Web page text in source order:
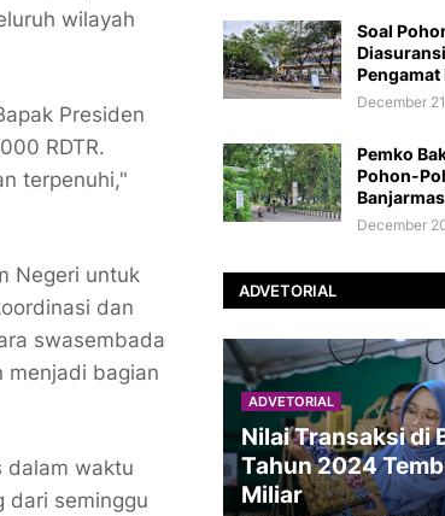
wilayah
Presiden
RDTR.
terpenuhi,"
Negeri untuk
dan
swasembada
menjadi bagian
dalam waktu
dari seminggu
Soal
December
Pemko
Pohon-
December
ADVETORIAL
ADVETORIAL
Nilai Transaksi di
Tahun 2024
Miliar